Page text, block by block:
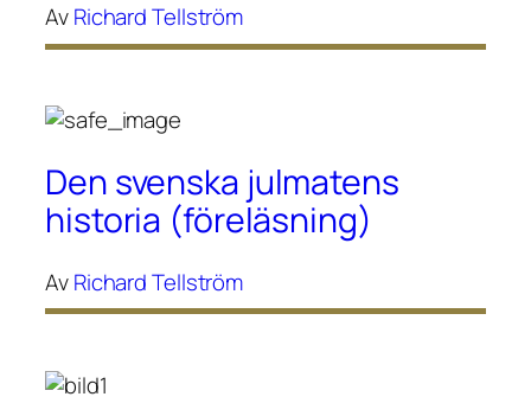
AvRichard Tellström
Den svenska julmatens
historia (föreläsning)
AvRichard Tellström